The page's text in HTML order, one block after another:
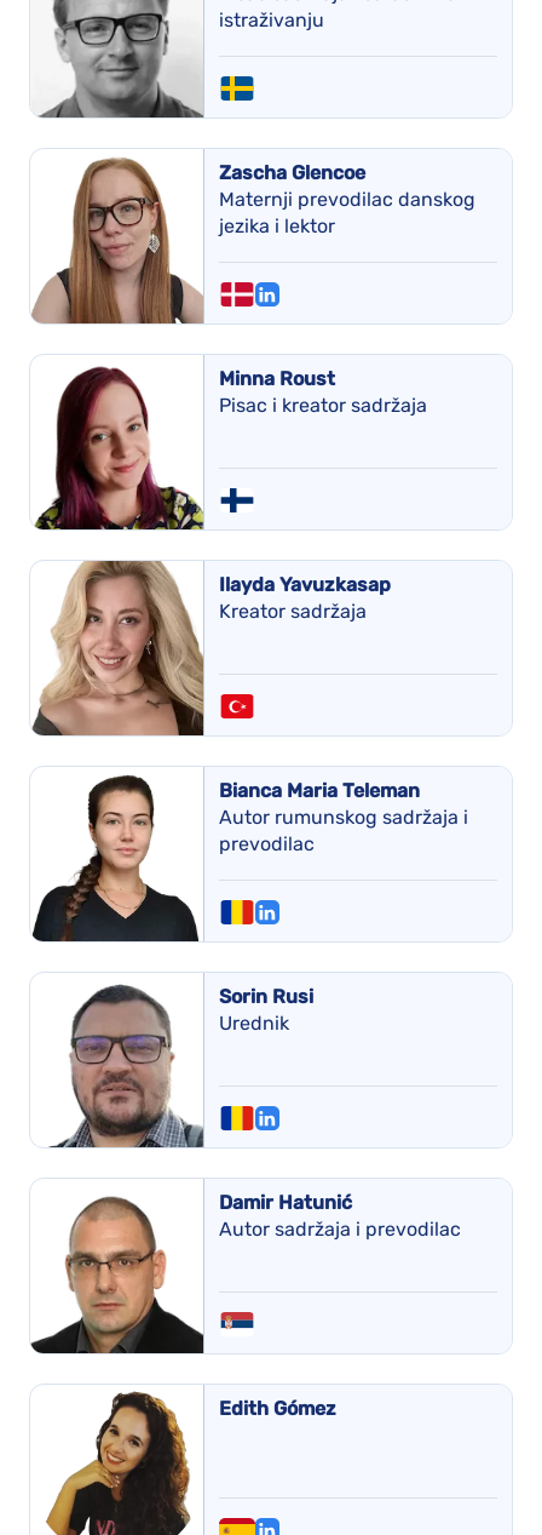
istraživanju
Zascha Glencoe
Maternji prevodilac danskog
jezika i lektor
Minna Roust
Pisac i kreator sadržaja
Ilayda Yavuzkasap
Kreator sadržaja
Bianca Maria Teleman
Autor rumunskog sadržaja i
prevodilac
Sorin Rusi
Urednik
Damir Hatunić
Autor sadržaja i prevodilac
Edith Gómez